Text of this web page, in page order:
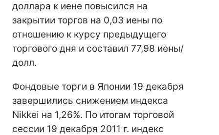
доллара к иене повысился на
закрытии торгов на 0,03 иены по
отношению к курсу предыдущего
торгового дня и составил 77,98 иены/
долл.
Фондовые торги в Японии 19 декабря
завершились снижением индекса
Nikkei на 1,26%. По итогам торговой
сессии 19 декабря 2011 г. индекс